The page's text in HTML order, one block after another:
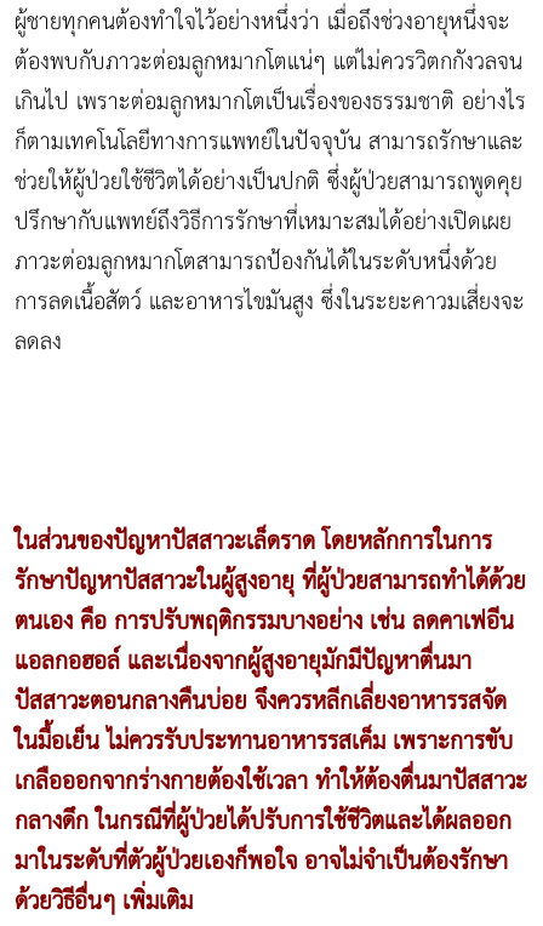
ผู้ชายทุกคนต้องทำใจไว้อย่างหนึ่งว่า เมื่อถึงช่วงอายุหนึ่งจะ
ต้องพบกับภาวะต่อมลูกหมากโตแน่ๆ แต่ไม่ควรวิตกกังวลจน
เกินไป เพราะต่อมลูกหมากโตเป็นเรื่องของธรรมชาติ อย่างไร
ก็ตามเทคโนโลยีทางการแพทย์ในปัจจุบัน สามารถรักษาและ
ช่วยให้ผู้ป่วยใช้ชีวิตได้อย่างเป็นปกติ ซึ่งผู้ป่วยสามารถพูดคุย
ปรึกษากับแพทย์ถึงวิธีการรักษาที่เหมาะสมได้อย่างเปิดเผย
ภาวะต่อมลูกหมากโตสามารถป้องกันได้ในระดับหนึ่งด้วย
การลดเนื้อสัตว์ และอาหารไขมันสูง ซึ่งในระยะคาวมเสี่ยงจะ
ลดลง
ในส่วนของปัญหาปัสสาวะเล็ดราด โดยหลักการในการ
รักษาปัญหาปัสสาวะในผู้สูงอายุ ที่ผู้ป่วยสามารถทำได้ด้วย
ตนเอง คือ การปรับพฤติกรรมบางอย่าง เช่น ลดคาเฟอีน
แอลกอฮอล์ และเนื่องจากผู้สูงอายุมักมีปัญหาตื่นมา
ปัสสาวะตอนกลางคืนบ่อย จึงควรหลีกเลี่ยงอาหารรสจัด
ในมื้อเย็น ไม่ควรรับประทานอาหารรสเค็ม เพราะการขับ
เกลือออกจากร่างกายต้องใช้เวลา ทำให้ต้องตื่นมาปัสสาวะ
กลางดึก ในกรณีที่ผู้ป่วยได้ปรับการใช้ชีวิตและได้ผลออก
มาในระดับที่ตัวผู้ป่วยเองก็พอใจ อาจไม่จำเป็นต้องรักษา
ด้วยวิธีอื่นๆ เพิ่มเติม